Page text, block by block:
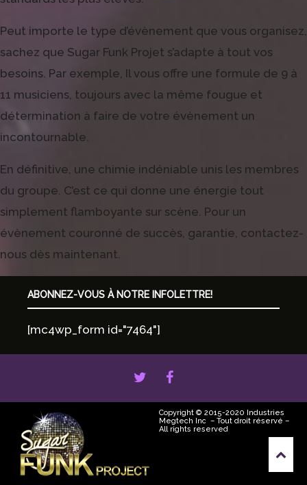
Peut importe le type d’évènement que vous organisez,
sachez que Sugar Funk Projet s’adapte à tout vos
besoins. Par exemple, Il vous offre une formule de 9 à
11 musiciens, toujours avec la même fougue et
détermination à faire de votre évènement un
incontournable.
En définitive, une chimie indéniable unis les membres
du groupe. C’est ce qui donne une énergie tout
simplement flamboyante sur scène. Pour un
évènement couronné de succès, garantie, contactez-
nous dès maintenant.
ABONNEZ-VOUS À NOTRE INFOLETTRE!
[mc4wp_form id="7464"]
Copyright © 2015-2020 Industries
Megtech Inc – Tout droit réservé –
All rights reserved